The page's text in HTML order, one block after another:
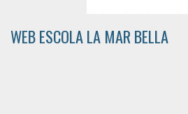
WEB ESCOLA LA MAR BELLA